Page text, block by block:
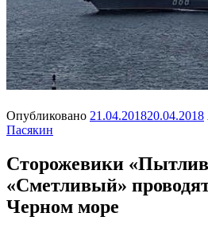
Опубликовано 21.04.201820.04.2018
Пасякин
Сторожевики
«Сметливый»
Черном море